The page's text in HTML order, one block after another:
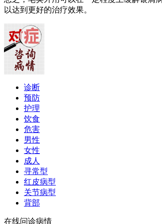
以达到更好的治疗效果。
诊断
预防
护理
饮食
危害
男性
女性
成人
寻常型
红皮病型
关节病型
背部
在线问诊病情